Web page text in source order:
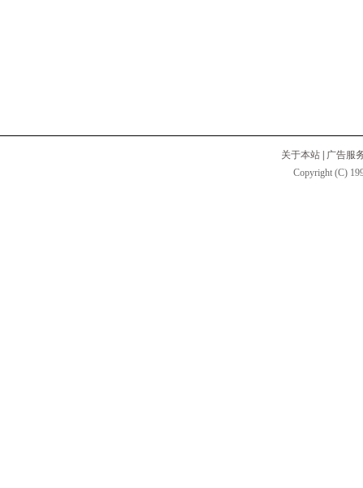
关于本站
广告服
Copyright (C)